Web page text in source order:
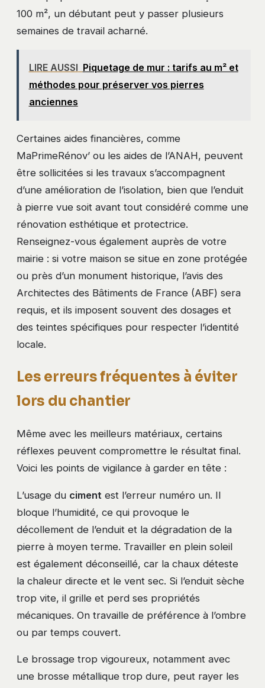
100 m², un débutant peut y passer plusieurs
semaines de travail acharné.
LIRE AUSSI Piquetage de mur : tarifs au m² et
méthodes pour préserver vos pierres
anciennes
Certaines aides financières, comme
MaPrimeRénov’ ou les aides de l’ANAH, peuvent
être sollicitées si les travaux s’accompagnent
d’une amélioration de l’isolation, bien que l’enduit
à pierre vue soit avant tout considéré comme une
rénovation esthétique et protectrice.
Renseignez-vous également auprès de votre
mairie : si votre maison se situe en zone protégée
ou près d’un monument historique, l’avis des
Architectes des Bâtiments de France (ABF) sera
requis, et ils imposent souvent des dosages et
des teintes spécifiques pour respecter l’identité
locale.
Les erreurs fréquentes à éviter
lors du chantier
Même avec les meilleurs matériaux, certains
réflexes peuvent compromettre le résultat final.
Voici les points de vigilance à garder en tête :
L’usage du ciment est l’erreur numéro un. Il
bloque l’humidité, ce qui provoque le
décollement de l’enduit et la dégradation de la
pierre à moyen terme. Travailler en plein soleil
est également déconseillé, car la chaux déteste
la chaleur directe et le vent sec. Si l’enduit sèche
trop vite, il grille et perd ses propriétés
mécaniques. On travaille de préférence à l’ombre
ou par temps couvert.
Le brossage trop vigoureux, notamment avec
une brosse métallique trop dure, peut rayer les